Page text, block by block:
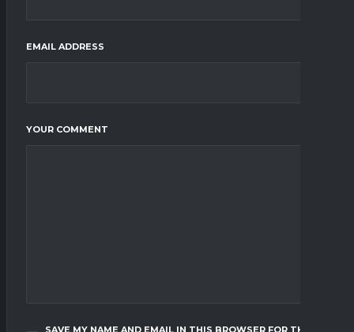
EMAIL ADDRESS
YOUR COMMENT